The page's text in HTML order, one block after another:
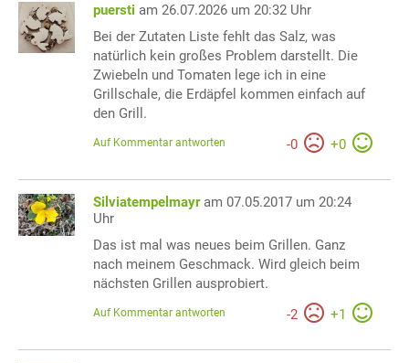
puersti am 26.07.2026 um 20:32 Uhr
Bei der Zutaten Liste fehlt das Salz, was
natürlich kein großes Problem darstellt. Die
Zwiebeln und Tomaten lege ich in eine
Grillschale, die Erdäpfel kommen einfach auf
den Grill.
-0 +0
Auf Kommentar antworten
Silviatempelmayr am 07.05.2017 um 20:24
Uhr
Das ist mal was neues beim Grillen. Ganz
nach meinem Geschmack. Wird gleich beim
nächsten Grillen ausprobiert.
-2 +1
Auf Kommentar antworten